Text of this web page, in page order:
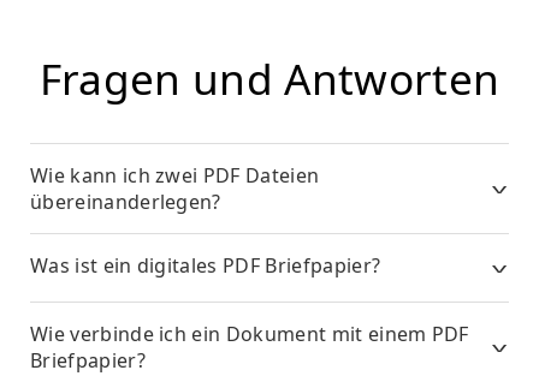
Fragen und Antworten
Wie kann ich zwei PDF Dateien
übereinanderlegen?
Was ist ein digitales PDF Briefpapier?
Wie verbinde ich ein Dokument mit einem PDF
Briefpapier?